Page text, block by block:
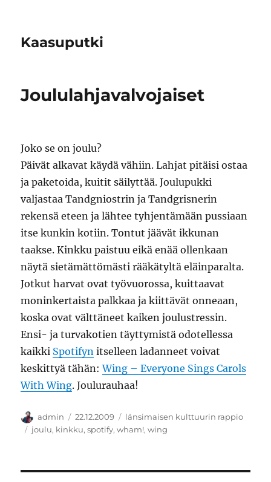
Kaasuputki
Joululahjavalvojaiset
Joko se on joulu?
Päivät alkavat käydä vähiin. Lahjat pitäisi ostaa
ja paketoida, kuitit säilyttää. Joulupukki
valjastaa Tandgniostrin ja Tandgrisnerin
rekensä eteen ja lähtee tyhjentämään pussiaan
itse kunkin kotiin. Tontut jäävät ikkunan
taakse. Kinkku paistuu eikä enää ollenkaan
näytä sietämättömästi rääkätyltä eläinparalta.
Jotkut harvat ovat työvuorossa, kuittaavat
moninkertaista palkkaa ja kiittävät onneaan,
koska ovat välttäneet kaiken joulustressin.
Ensi- ja turvakotien täyttymistä odotellessa
kaikki Spotifyn itselleen ladanneet voivat
keskittyä tähän:Wing – Everyone Sings Carols
With Wing. Joulurauhaa!
Kirjoittaja
admin Julkaistu
22.12.2009 Kategoriat
länsimaisen kulttuurin rappio
Avainsanat
joulu, kinkku,spotify,wham!,wing